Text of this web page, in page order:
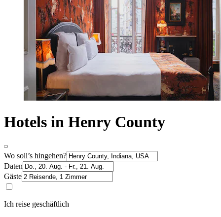
Hotels in Henry County
Wo soll’s hingehen?
Daten
Gäste
Ich reise geschäftlich